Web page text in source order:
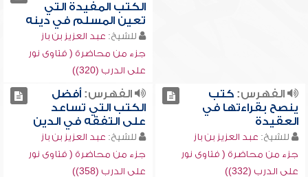
الكتب المفيدة التي
تعين المسلم في دينه
للشيخ: عبد العزيز بن باز
جزء من محاضرة ( فتاوى نور
على الدرب (320))
الفهرس:كتب
ينصح بقراءتها في
العقيدة
للشيخ: عبد العزيز بن باز
جزء من محاضرة ( فتاوى نور
على الدرب (332))
الفهرس:أفضل
الكتب التي تساعد
على التفقه في الدين
للشيخ: عبد العزيز بن باز
جزء من محاضرة ( فتاوى نور
على الدرب (358))